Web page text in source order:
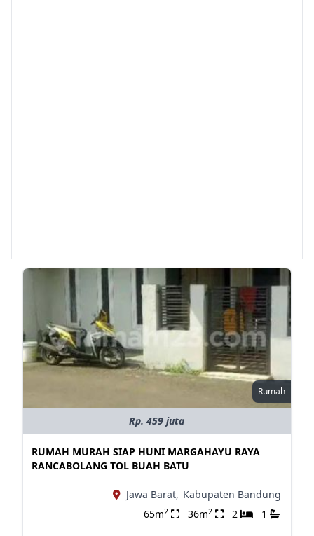
Rumah
Rp. 459 juta
RUMAH MURAH SIAP HUNI MARGAHAYU RAYA
RANCABOLANG TOL BUAH BATU
Jawa Barat, Kabupaten Bandung
65m2 36m2 2 1